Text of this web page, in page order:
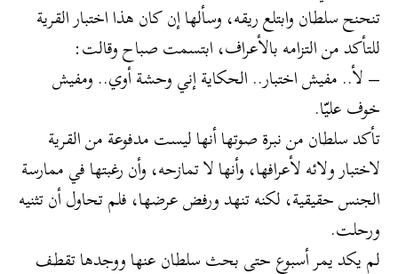
تنحنح سلطان وابتلع ريقه، وسألها إن كان هذا اختبار القرية
للتأكد من التزامه بالأعراف، ابتسمت صباح وقالت:
– لأ.. مفيش اختبار.. الحكاية إني وحشة أوي.. ومفيش
خوف عليّا.
تأكد سلطان من نبرة صوتها أنها ليست مدفوعة من القرية
لاختبار ولائه لأعرافها، وأنها لا تمازحه، وأن رغبتها في ممارسة
الجنس حقيقية، لكنه تنهد ورفض عرضها، فلم تحاول أن تثنيه
ورحلت.
لم يكد يمر أسبوع حتى بحث سلطان عنها ووجدها تقطف